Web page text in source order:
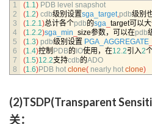
1
2
3
4
5
6
7
8
(1.1) PDB level snapshot
(1.2) cdb级别设置sga_target,pdb级别
(1.2.1)总计各个pdb的sga target可以
(1.2.2)sga_min size参数，可以在pdb
(1.3) pdb级别设置 PGA_AGGREGATE
(1.4)控制 PDB的 IO使用，在12.2引入2
(1.5)12.2支持cdb的ADO
(1.6)PDB hot clone( nearly hot clone)
(2)TSDP(Transparent
关：